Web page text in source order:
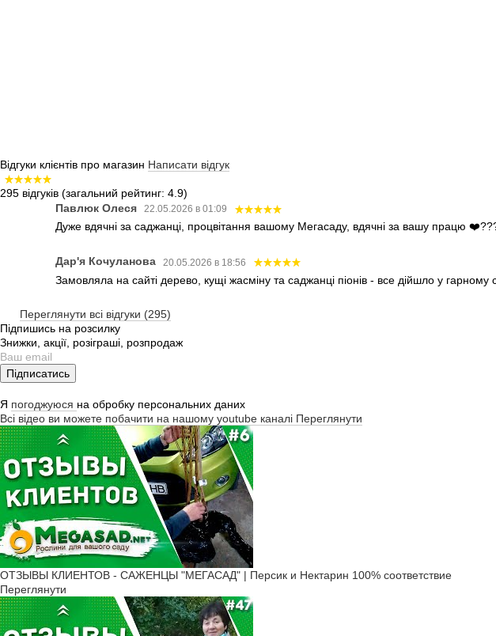
Відгуки клієнтів про магазин Написати відгук
295 відгуків (загальний рейтинг: 4.9)
Павлюк Олеся
22.05.2026 в 01:09
Дуже вдячні за саджанці, процвітання вашому Мегасаду, вдячні за вашу працю
Дар'я Кочуланова 20.05.2026 в 18:56
Замовляла на сайті дерево, кущі жасміну та саджанці піонів - все дійшло у
Переглянути всі відгуки (295)
Підпишись на розсилку
Знижки, акції, розіграші, розпродаж
Підписатись
Я погоджуюся на обробку персональних даних
Всі відео ви можете побачити на нашому youtube каналі Переглянути
ОТЗЫВЫ КЛИЕНТОВ - САЖЕНЦЫ "МЕГАСАД" | Персик и Нектарин 100% соответствие
Переглянути